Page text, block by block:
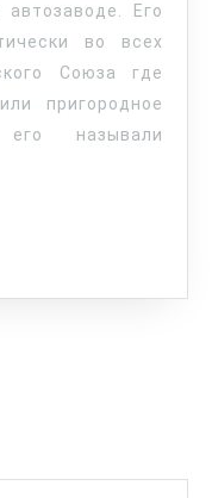
Его
во всех
Союза где
пригородное
называли